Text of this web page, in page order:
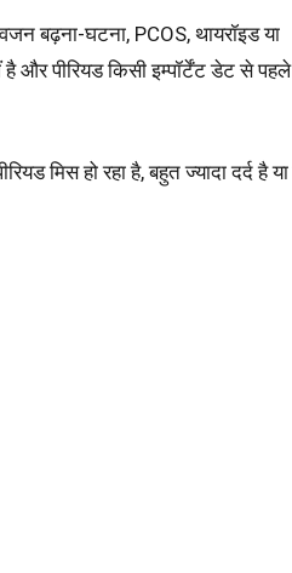
बढ़ना-घटना, PCOS, थायरॉइड या
पीरियड किसी इम्पॉर्टेंट डेट से पहले
मिस हो रहा है, बहुत ज्यादा दर्द है या